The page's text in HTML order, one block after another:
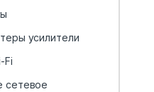
усилители
Fi
сетевое